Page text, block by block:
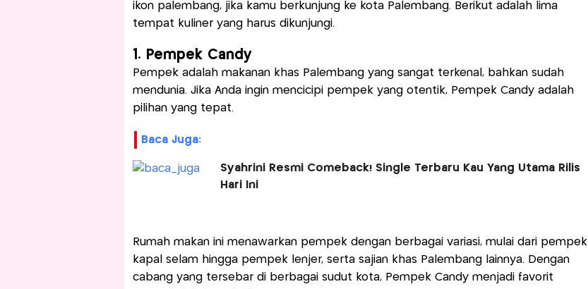
ikon palembang, jika kamu berkunjung ke kota Palembang. Berikut adalah lima
tempat kuliner yang harus dikunjungi.
1. Pempek Candy
Pempek adalah makanan khas Palembang yang sangat terkenal, bahkan sudah
mendunia. Jika Anda ingin mencicipi pempek yang otentik, Pempek Candy adalah
pilihan yang tepat.
Baca Juga:
Syahrini Resmi Comeback! Single Terbaru Kau Yang Utama Rilis
Hari Ini
Rumah makan ini menawarkan pempek dengan berbagai variasi, mulai dari pempek
kapal selam hingga pempek lenjer, serta sajian khas Palembang lainnya. Dengan
cabang yang tersebar di berbagai sudut kota, Pempek Candy menjadi favorit